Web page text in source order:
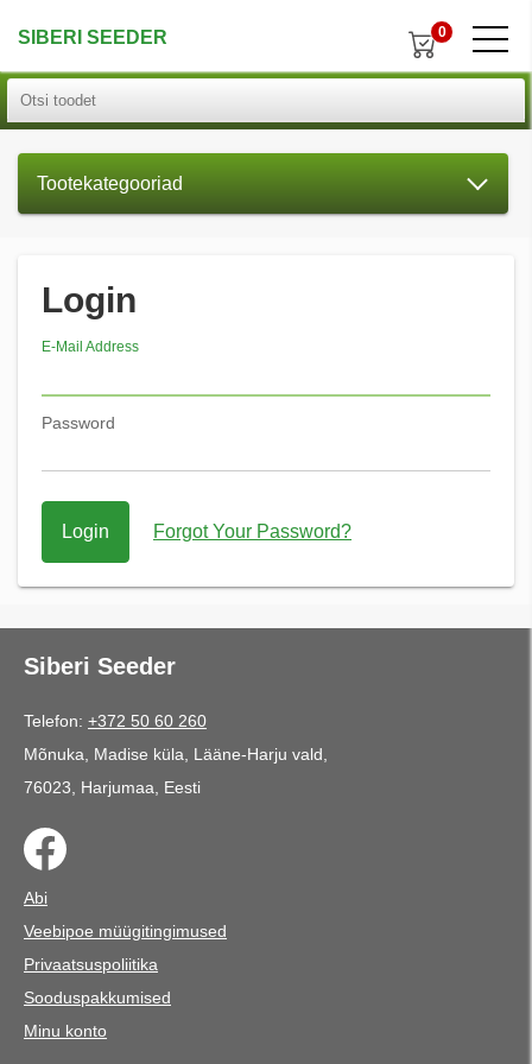
SIBERI SEEDER 0
Tootekategooriad
Login
E-Mail Address
Password
Login Forgot Your Password?
Siberi Seeder
Telefon: +372 50 60 260
Mõnuka, Madise küla, Lääne-Harju vald,
76023, Harjumaa, Eesti
Abi
Veebipoe müügitingimused
Privaatsuspoliitika
Sooduspakkumised
Minu konto